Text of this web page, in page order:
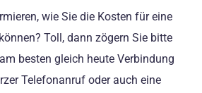
wie Sie die Kosten für eine
Toll, dann zögern Sie bitte
besten gleich heute Verbindung
Telefonanruf oder auch eine